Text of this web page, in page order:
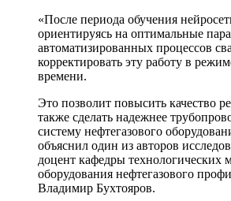
«После периода обучения
ориентируясь на оптимальные
автоматизированных процессов
корректировать эту работу в
времени.
Это позволит повысить качество
также сделать надежнее
систему нефтегазового
объяснил один из авторов
доцент кафедры технологических
оборудования нефтегазового
Владимир Бухтояров.